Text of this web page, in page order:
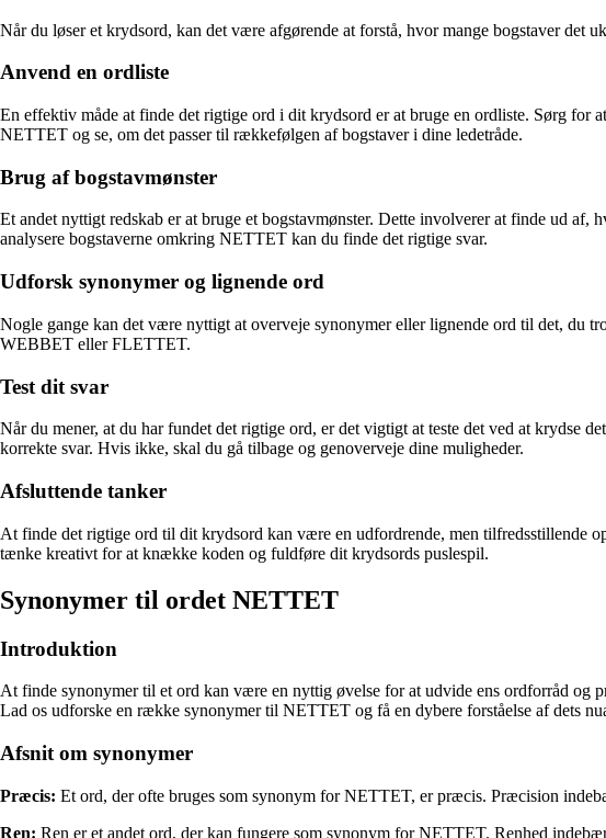
Når du løser et krydsord, kan det være afgørende at forstå, hvor mange bogstaver det
Anvend en ordliste
En effektiv måde at finde det rigtige ord i dit krydsord er at bruge en ordliste. Sørg for
NETTET og se, om det passer til rækkefølgen af bogstaver i dine ledetråde.
Brug af bogstavmønster
Et andet nyttigt redskab er at bruge et bogstavmønster. Dette involverer at finde ud af,
analysere bogstaverne omkring NETTET kan du finde det rigtige svar.
Udforsk synonymer og lignende ord
Nogle gange kan det være nyttigt at overveje synonymer eller lignende ord til det, du
WEBBET eller FLETTET.
Test dit svar
Når du mener, at du har fundet det rigtige ord, er det vigtigt at teste det ved at krydse
korrekte svar. Hvis ikke, skal du gå tilbage og genoverveje dine muligheder.
Afsluttende tanker
At finde det rigtige ord til dit krydsord kan være en udfordrende, men tilfredsstillende
tænke kreativt for at knække koden og fuldføre dit krydsords puslespil.
Synonymer til ordet NETTET
Introduktion
At finde synonymer til et ord kan være en nyttig øvelse for at udvide ens ordforråd og
Lad os udforske en række synonymer til NETTET og få en dybere forståelse af dets
Afsnit om synonymer
Præcis: Et ord, der ofte bruges som synonym for NETTET, er præcis. Præcision
Ren: Ren er et andet ord, der kan fungere som synonym for NETTET. Renhed